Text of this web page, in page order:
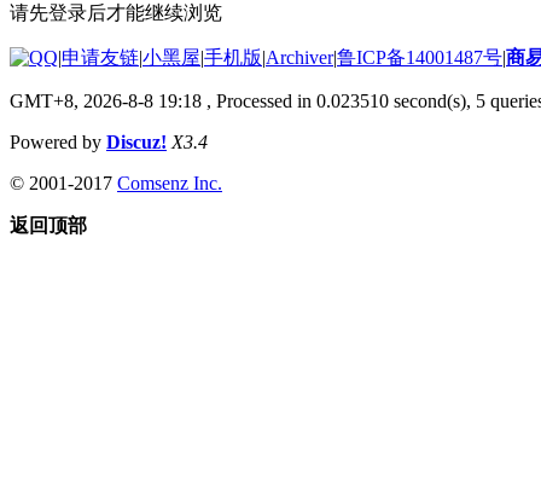
请先登录后才能继续浏览
|申请友链|小黑屋|手机版|Archiver|鲁ICP备14001487号|商
GMT+8, 2026-8-8 19:18 , Processed in 0.023510 second(s), 5
Powered by Discuz! X3.4
© 2001-2017 Comsenz Inc.
返回顶部